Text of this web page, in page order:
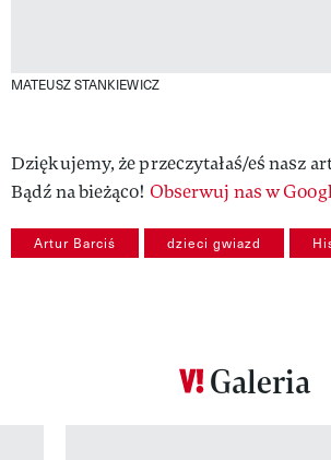
MATEUSZ STANKIEWICZ
Dziękujemy, że przeczytałaś/eś nasz
Bądź na bieżąco! Obserwuj nas w
Artur Barciś dzieci gwiazd
Galeria